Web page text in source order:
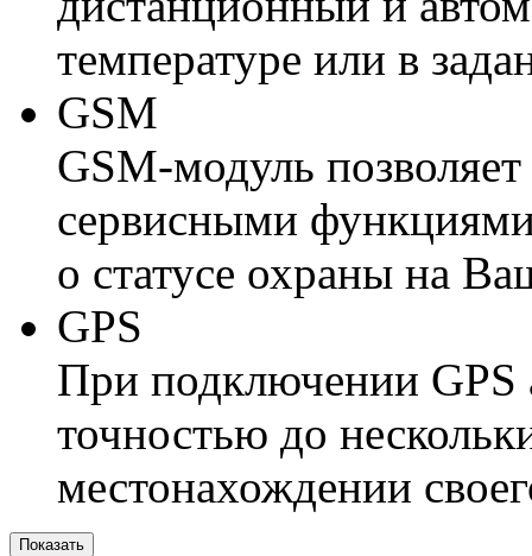
температуре или в
GSM
GSM-модуль
сервисными
о статусе охраны на
GPS
При подключении GPS
точностью до
местонахождении